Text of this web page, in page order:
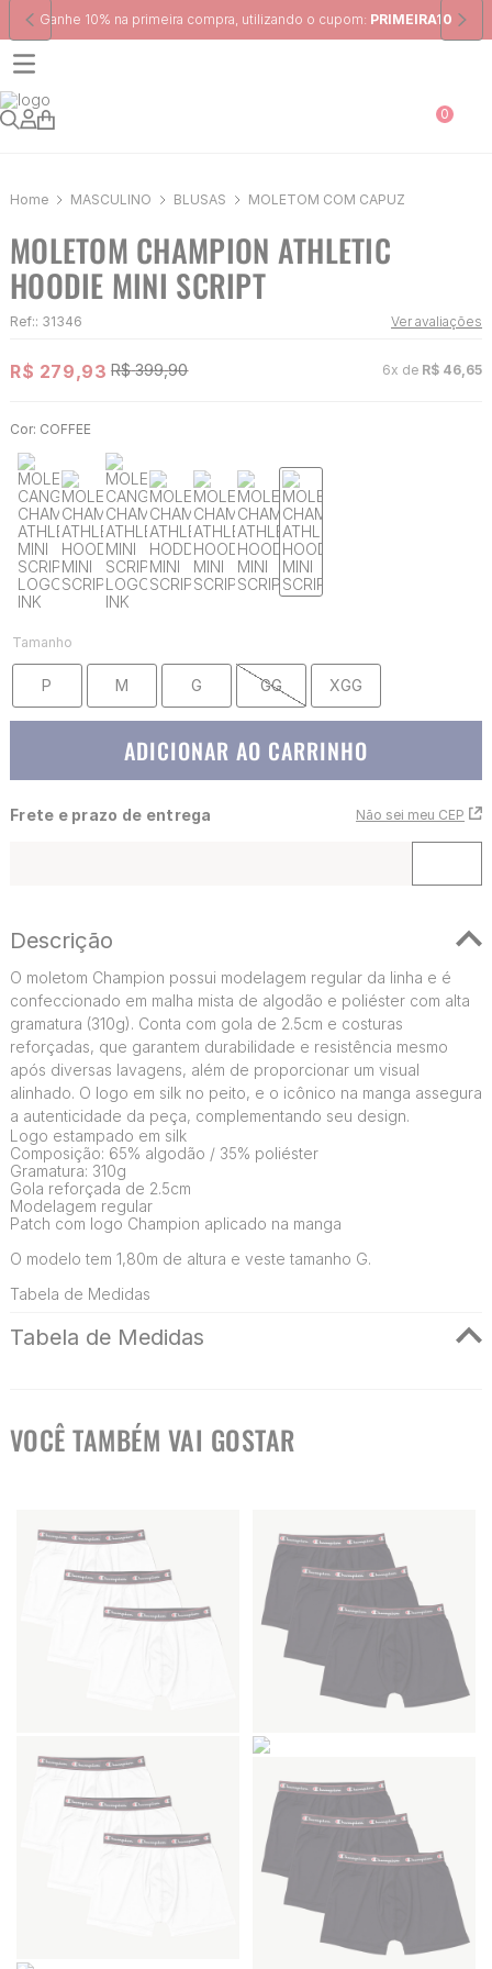
Frete Grátispara região Sudeste em pedidos acima de R$ 399,00
0
MASCULINO BLUSAS MOLETOM COM CAPUZ
MOLETOM CHAMPION ATHLETIC
HOODIE MINI SCRIPT
Ref:: 31346 Ver avaliações
R$ 279,93 R$ 399,90 6x de R$ 46 65
Cor: COFFEE
Tamanho
P M G GG XGG
ADICIONAR AO CARRINHO
Frete e prazo de entrega Não sei meu CEP
Descrição
O moletom Champion possui modelagem regular da linha e é
confeccionado em malha mista de algodão e poliéster com alta
gramatura (310g). Conta com gola de 2.5cm e costuras
reforçadas, que garantem durabilidade e resistência mesmo
após diversas lavagens, além de proporcionar um visual
alinhado. O logo em silk no peito, e o icônico na manga assegura
a autenticidade da peça, complementando seu design.
Logo estampado em silk
Composição: 65% algodão / 35% poliéster
Gramatura: 310g
Gola reforçada de 2.5cm
Modelagem regular
Patch com logo Champion aplicado na manga
O modelo tem 1,80m de altura e veste tamanho G.
Tabela de Medidas
Tabela de Medidas
VOCÊ TAMBÉM VAI GOSTAR